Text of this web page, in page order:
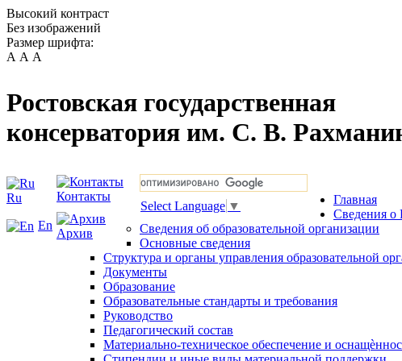
Высокий контраст
Без изображений
Размер шрифта:
А А А
Ростовская государственная
консерватория им. С. В.
Ru
En
Контакты
Архив
Select Language ▼
Главная
Сведения о
Сведения об образовательной организации
Основные сведения
Структура и органы управления образовательной
Документы
Образование
Образовательные стандарты и требования
Руководство
Педагогический состав
Материально-техническое обеспечение и